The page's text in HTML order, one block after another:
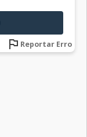
Reportar Erro